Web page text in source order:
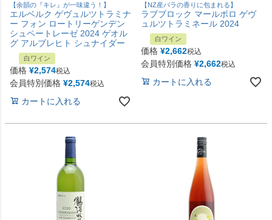
【余韻の『キレ』が一味違う！】
エルベルク ゲヴュルツトラミナ
ー フォン ロートリーゲンデン
シュペートレーゼ 2024 ゲオル
グ アルブレヒト シュナイダー
白ワイン
価格 ¥2,574税込
会員特別価格 ¥2,574税込
カートに入れる
【NZ産バラの香りに包まれる】
ラブブロック マールボロ ゲヴ
ュルツトラミネール 2024
白ワイン
価格 ¥2,662税込
会員特別価格 ¥2,662税込
カートに入れる